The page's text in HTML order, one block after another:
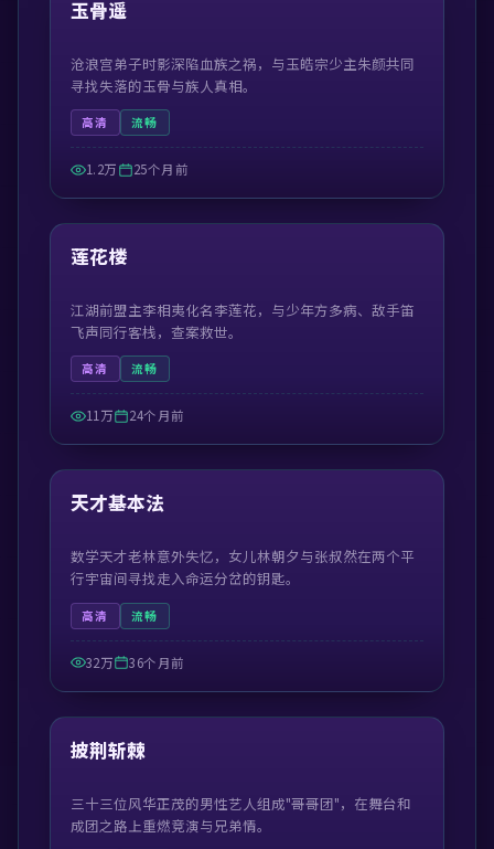
玉骨遥
沧浪宫弟子时影深陷血族之祸，与玉皓宗少主朱颜共同
寻找失落的玉骨与族人真相。
高清 流畅
1.2万 25个月前
精选
44:30
莲花楼
江湖前盟主李相夷化名李莲花，与少年方多病、敌手笛
飞声同行客栈，查案救世。
高清 流畅
11万 24个月前
精选
42:19
天才基本法
数学天才老林意外失忆，女儿林朝夕与张叔然在两个平
行宇宙间寻找走入命运分岔的钥匙。
高清 流畅
32万 36个月前
精选
41:21
披荆斩棘
三十三位风华正茂的男性艺人组成"哥哥团"，在舞台和
成团之路上重燃竞演与兄弟情。